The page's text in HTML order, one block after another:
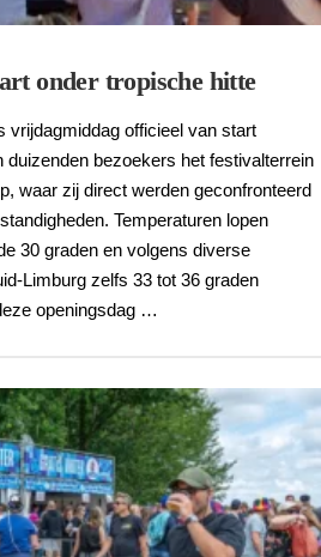
onder tropische hitte
vrijdagmiddag officieel van start
duizenden bezoekers het festivalterrein
waar zij direct werden geconfronteerd
Temperaturen lopen
30 graden en volgens diverse
Limburg zelfs 33 tot 36 graden
openingsdag …